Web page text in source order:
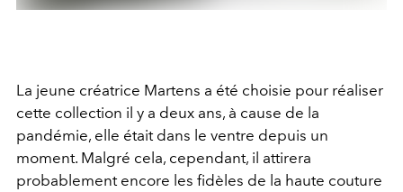
La jeune créatrice Martens a été choisie pour réaliser
cette collection il y a deux ans, à cause de la
pandémie, elle était dans le ventre depuis un
moment. Malgré cela, cependant, il attirera
probablement encore les fidèles de la haute couture